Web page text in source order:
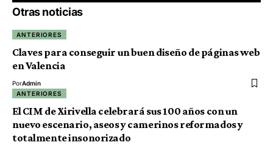
Otras noticias
ANTERIORES
Claves para conseguir un buen diseño de páginas web
en Valencia
PorAdmin
ANTERIORES
El CIM de Xirivella celebrará sus 100 años con un
nuevo escenario, aseos y camerinos reformados y
totalmente insonorizado